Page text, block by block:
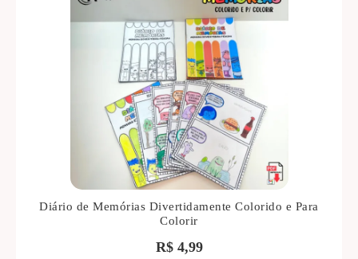
Diário de Memórias Divertidamente Colorido e Para
Colorir
R$4,99